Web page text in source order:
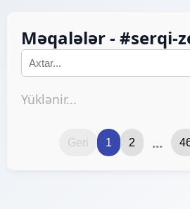
Məqalələr - #serqi-
Yüklənir...
Geri 1 2 ...